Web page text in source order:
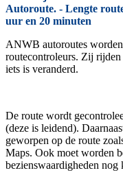
Autoroute. - Lengte
uur en 20 minuten
ANWB autoroutes
routecontroleurs. Zij rijden
iets is veranderd.
De route wordt
(deze is leidend).
geworpen op de route
Maps. Ook moet worden
bezienswaardigheden nog